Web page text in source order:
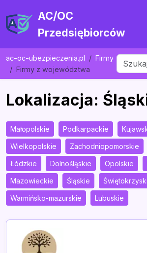
AC/OC
Przedsiębiorców
ac-oc-ubezpieczenia.pl
Firmy
Firmy z województwa
Lokalizacja:
Małopolskie Podkarpackie
Wielkopolskie Zachodniopomorskie
Łódzkie Dolnośląskie Opolskie
Mazowieckie Śląskie
Warmińsko-mazurskie Lubuskie